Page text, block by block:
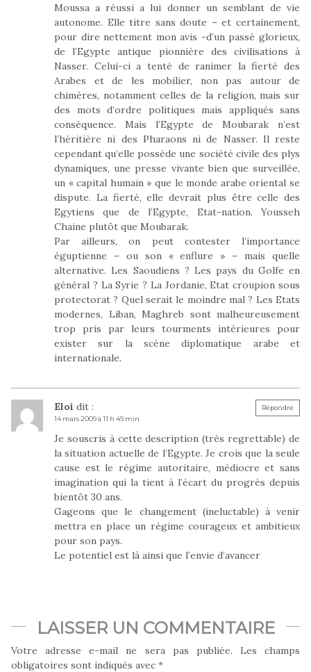
Moussa a réussi a lui donner un semblant de vie
autonome. Elle titre sans doute – et certainement,
pour dire nettement mon avis -d’un passé glorieux,
de l’Egypte antique pionnière des civilisations à
Nasser. Celui-ci a tenté de ranimer la fierté des
Arabes et de les mobilier, non pas autour de
chimères, notamment celles de la religion, mais sur
des mots d’ordre politiques mais appliqués sans
conséquence. Mais l’Egypte de Moubarak n’est
l’héritière ni des Pharaons ni de Nasser. Il reste
cependant qu’elle possède une société civile des plys
dynamiques, une presse vivante bien que surveillée,
un « capital humain » que le monde arabe oriental se
dispute. La fierté, elle devrait plus être celle des
Egytiens que de l’Egypte, Etat-nation. Yousseh
Chaine plutôt que Moubarak.
Par ailleurs, on peut contester l’importance
éguptienne – ou son « enflure » – mais quelle
alternative. Les Saoudiens ? Les pays du Golfe en
général ? La Syrie ? La Jordanie, Etat croupion sous
protectorat ? Quel serait le moindre mal ? Les Etats
modernes, Liban, Maghreb sont malheureusement
trop pris par leurs tourments intérieures pour
exister sur la scène diplomatique arabe et
internationale.
Eloi dit :
14 mars 2009 à 11 h 49 min
Je souscris à cette description (très regrettable) de
la situation actuelle de l’Egypte. Je crois que la seule
cause est le régime autoritaire, médiocre et sans
imagination qui la tient à l’écart du progrès depuis
bientôt 30 ans.
Gageons que le changement (ineluctable) à venir
mettra en place un régime courageux et ambitieux
pour son pays.
Le potentiel est là ainsi que l’envie d’avancer
Répondre
LAISSER UN COMMENTAIRE
Votre adresse e-mail ne sera pas publiée.
Les champs
obligatoires sont indiqués avec *